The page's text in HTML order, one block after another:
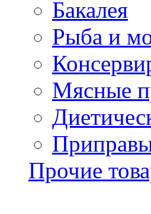
Бакалея
Рыба и
Мясные
Прочие